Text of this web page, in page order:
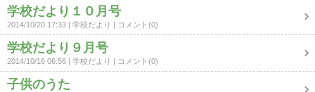
学校だより１０月号
2014/10/20 17:33 学校だより コメント(0)
学校だより９月号
2014/10/16 06:56 学校だより コメント(0)
子供のうた